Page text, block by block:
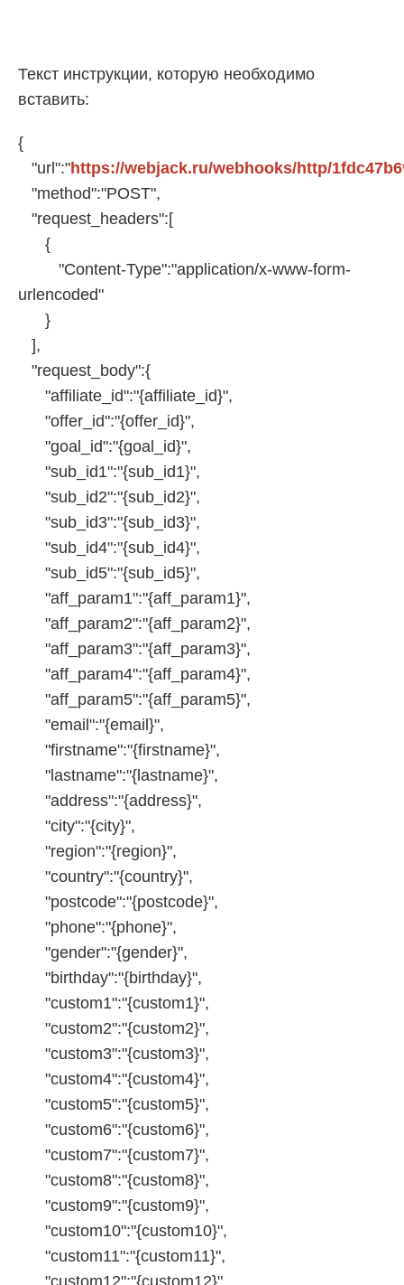
Текст инструкции, которую необходимо
вставить:
{
"url":"https://webjack.ru/webhooks/http/
"method":"POST",
"request_headers":[
{
"Content-Type":"application/x-www-form-
urlencoded"
}
],
"request_body":{
"affiliate_id":"{affiliate_id}",
"offer_id":"{offer_id}",
"goal_id":"{goal_id}",
"sub_id1":"{sub_id1}",
"sub_id2":"{sub_id2}",
"sub_id3":"{sub_id3}",
"sub_id4":"{sub_id4}",
"sub_id5":"{sub_id5}",
"aff_param1":"{aff_param1}",
"aff_param2":"{aff_param2}",
"aff_param3":"{aff_param3}",
"aff_param4":"{aff_param4}",
"aff_param5":"{aff_param5}",
"email":"{email}",
"firstname":"{firstname}",
"lastname":"{lastname}",
"address":"{address}",
"city":"{city}",
"region":"{region}",
"country":"{country}",
"postcode":"{postcode}",
"phone":"{phone}",
"gender":"{gender}",
"birthday":"{birthday}",
"custom1":"{custom1}",
"custom2":"{custom2}",
"custom3":"{custom3}",
"custom4":"{custom4}",
"custom5":"{custom5}",
"custom6":"{custom6}",
"custom7":"{custom7}",
"custom8":"{custom8}",
"custom9":"{custom9}",
"custom10":"{custom10}",
"custom11":"{custom11}",
"custom12":"{custom12}",